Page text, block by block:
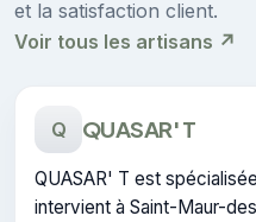
et la satisfaction client.
Voir tous les artisans ↗
Q QUASAR' T
QUASAR' T est
intervient à Saint-Maur-